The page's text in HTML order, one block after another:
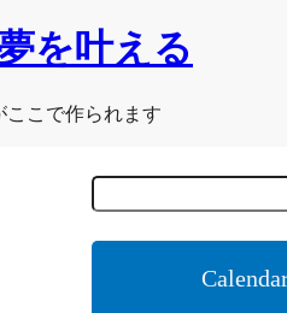
を叶える
ここで作られます
C
e
c